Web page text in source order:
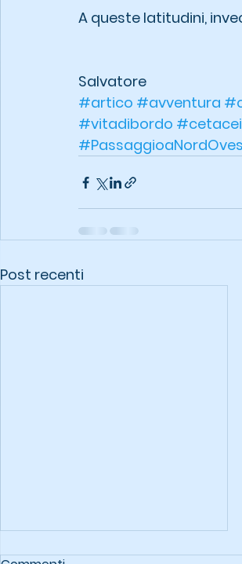
A queste latitudini,
Salvatore
#artico #avventura
#vitadibordo #cetacei
Post recenti